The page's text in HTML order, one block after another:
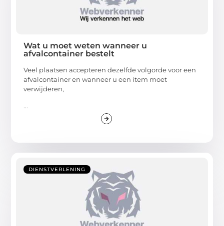
Wat u moet weten wanneer u
afvalcontainer bestelt
Veel plaatsen accepteren dezelfde volgorde voor een
afvalcontainer en wanneer u een item moet
verwijderen,
...
DIENSTVERLENING